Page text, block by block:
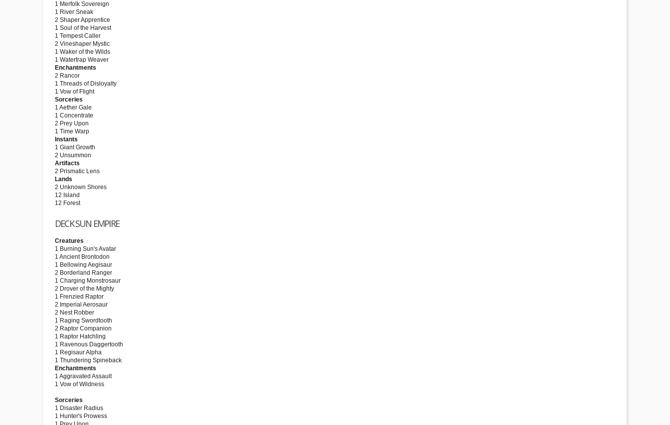
1 Merfolk Sovereign
1 River Sneak
2 Shaper Apprentice
1 Soul of the Harvest
1 Tempest Caller
2 Vineshaper Mystic
1 Waker of the Wilds
1 Watertrap Weaver
Enchantments
2 Rancor
1 Threads of Disloyalty
1 Vow of Flight
Sorceries
1 Aether Gale
1 Concentrate
2 Prey Upon
1 Time Warp
Instants
1 Giant Growth
2 Unsummon
Artifacts
2 Prismatic Lens
Lands
2 Unknown Shores
12 Island
12 Forest
DECK SUN EMPIRE
Creatures
1 Burning Sun's Avatar
1 Ancient Brontodon
1 Bellowing Aegisaur
2 Borderland Ranger
1 Charging Monstrosaur
2 Drover of the Mighty
1 Frenzied Raptor
2 Imperial Aerosaur
2 Nest Robber
1 Raging Swordtooth
2 Raptor Companion
1 Raptor Hatchling
1 Ravenous Daggertooth
1 Regisaur Alpha
1 Thundering Spineback
Enchantments
1 Aggravated Assault
1 Vow of Wildness
Sorceries
1 Disaster Radius
1 Hunter's Prowess